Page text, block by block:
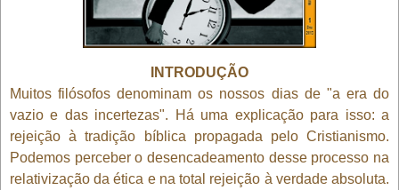
INTRODUÇÃO
Muitos filósofos denominam os nossos dias de "a era do
vazio e das incertezas". Há uma explicação para isso: a
rejeição à tradição bíblica propagada pelo Cristianismo.
Podemos perceber o desencadeamento desse processo na
relativização da ética e na total rejeição à verdade absoluta.